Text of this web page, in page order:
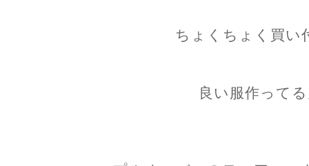
ちょくちょく買い
良い服作って